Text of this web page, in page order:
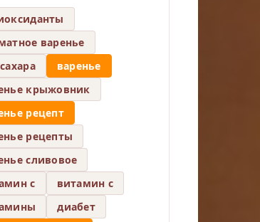
варенье
варенье
крыжовник
рецепт
рецепты
сливовое
c
витамин с
диабет